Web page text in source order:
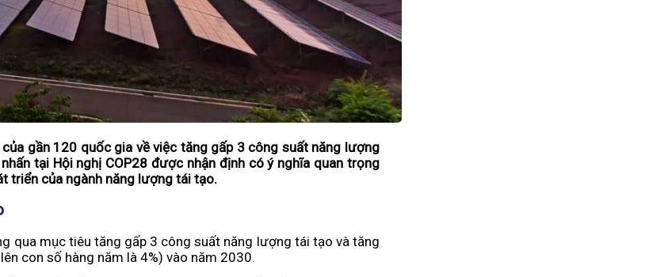
gần 120 quốc gia về việc tăng gấp 3 công suất năng lượng
tại Hội nghị COP28 được nhận định có ý nghĩa quan trọng
triển của ngành năng lượng tái tạo.
qua mục tiêu tăng gấp 3 công suất năng lượng tái tạo và tăng
con số hàng năm là 4%) vào năm 2030.